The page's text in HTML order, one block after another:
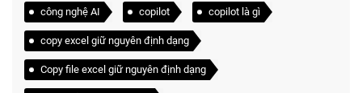
công nghệ AI copilot copilot là gì
copy excel giữ nguyên định dạng
Copy file excel giữ nguyên định dạng